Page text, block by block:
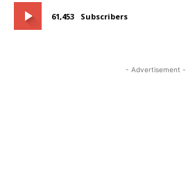
61,453 Subscribers
- Advertisement -